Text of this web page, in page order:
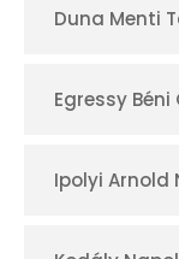
Duna Menti
Egressy
Ipolyi Arnold